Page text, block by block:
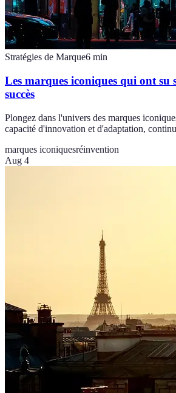
Stratégies de Marque6 min
Les marques iconiques qui ont su
succès
Plongez dans l'univers des marques
capacité d'innovation et d'adaptation,
marques iconiquesréinvention
Aug 4